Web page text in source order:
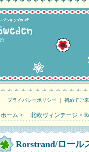
プライバシーポリシー ｜ 初めてご
ホーム > 北欧ヴィンテージ >
Rorstrand/ロール